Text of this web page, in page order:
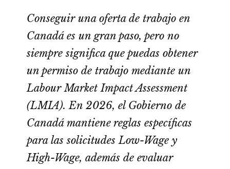
Conseguir una oferta de trabajo en
Canadá es un gran paso, pero no
siempre significa que puedas obtener
un permiso de trabajo mediante un
Labour Market Impact Assessment
(LMIA). En 2026, el Gobierno de
Canadá mantiene reglas específicas
para las solicitudes Low-Wage y
High-Wage, además de evaluar